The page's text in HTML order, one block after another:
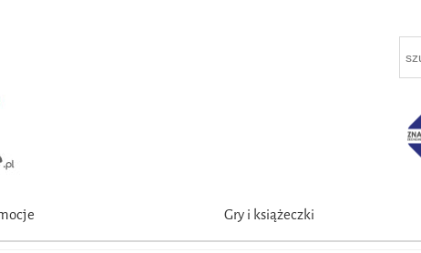
Gry i książeczki